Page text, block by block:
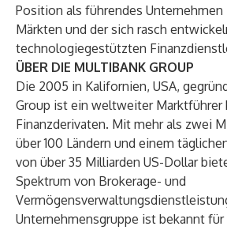
Position als führendes
Märkten und der sich rasch
technologiegestützten
ÜBER DIE MULTIBANK GROUP
Die 2005 in Kalifornien, USA,
Group ist ein weltweiter Marktführer
Finanzderivaten. Mit mehr als zwei
über 100 Ländern und einem
von über 35 Milliarden US-Dollar
Spektrum von Brokerage- und
Unternehmensgruppe ist bekannt